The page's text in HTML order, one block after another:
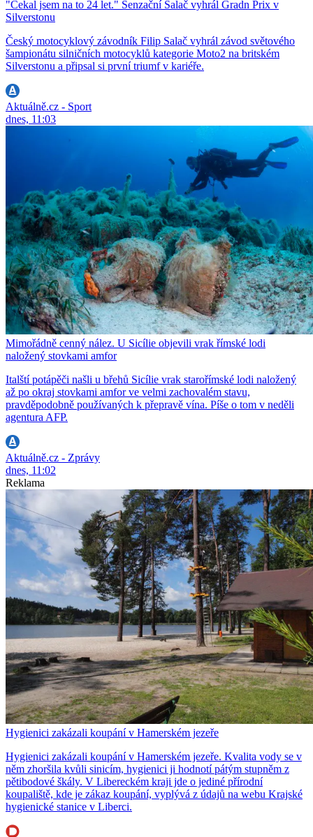
"Čekal jsem na to 24 let." Senzační Salač vyhrál Gradn Prix v
Silverstonu
Český motocyklový závodník Filip Salač vyhrál závod světového
šampionátu silničních motocyklů kategorie Moto2 na britském
Silverstonu a připsal si první triumf v kariéře.
Aktuálně.cz - Sport
dnes, 11:03
Mimořádně cenný nález. U Sicílie objevili vrak římské lodi
naložený stovkami amfor
Italští potápěči našli u břehů Sicílie vrak starořímské lodi naložený
až po okraj stovkami amfor ve velmi zachovalém stavu,
pravděpodobně používaných k přepravě vína. Píše o tom v neděli
agentura AFP.
Aktuálně.cz - Zprávy
dnes, 11:02
Reklama
Hygienici zakázali koupání v Hamerském jezeře
Hygienici zakázali koupání v Hamerském jezeře. Kvalita vody se v
něm zhoršila kvůli sinicím, hygienici ji hodnotí pátým stupněm z
pětibodové škály. V Libereckém kraji jde o jediné přírodní
koupaliště, kde je zákaz koupání, vyplývá z údajů na webu Krajské
hygienické stanice v Liberci.